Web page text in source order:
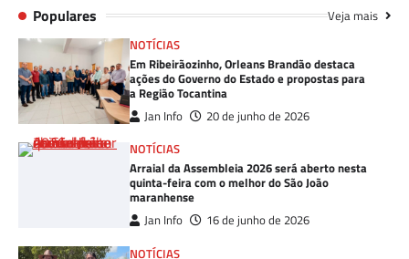
Populares Veja mais
NOTÍCIAS
Em Ribeirãozinho, Orleans Brandão destaca
ações do Governo do Estado e propostas para
a Região Tocantina
Jan Info
20 de junho de 2026
NOTÍCIAS
Arraial da Assembleia 2026 será aberto nesta
quinta-feira com o melhor do São João
maranhense
Jan Info
16 de junho de 2026
NOTÍCIAS